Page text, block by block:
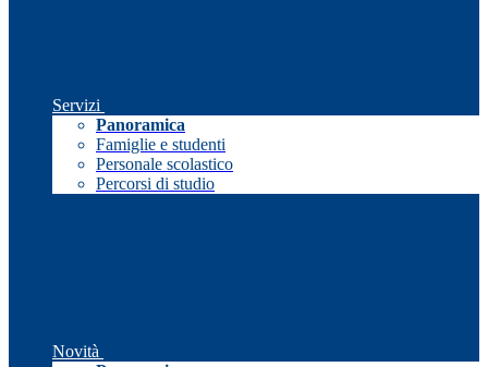
Servizi
Panoramica
Famiglie e studenti
Personale scolastico
Percorsi di studio
Novità